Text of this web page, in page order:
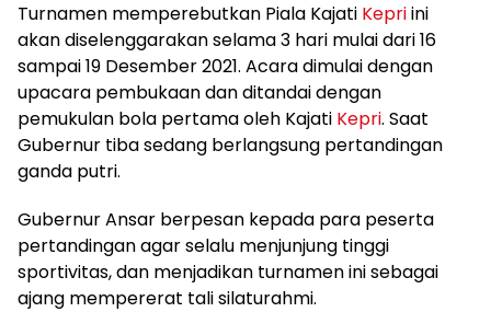
Turnamen memperebutkan Piala Kajati Kepriini
akan diselenggarakan selama 3 hari mulai dari 16
sampai 19 Desember 2021. Acara dimulai dengan
upacara pembukaan dan ditandai dengan
pemukulan bola pertama oleh Kajati Kepri. Saat
Gubernur tiba sedang berlangsung pertandingan
ganda putri.
Gubernur Ansar berpesan kepada para peserta
pertandingan agar selalu menjunjung tinggi
sportivitas, dan menjadikan turnamen ini sebagai
ajang mempererat tali silaturahmi.